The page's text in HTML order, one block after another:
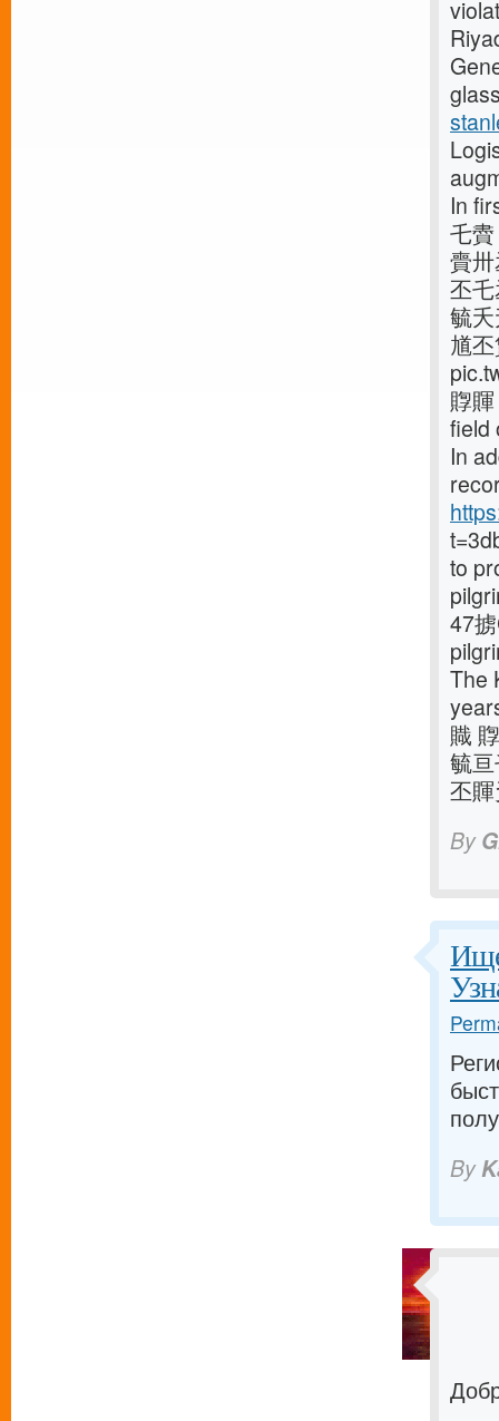
In
乇
賷
丕
毓
馗
賯
field
In
to
47
The
賳
毓
丕
By
By